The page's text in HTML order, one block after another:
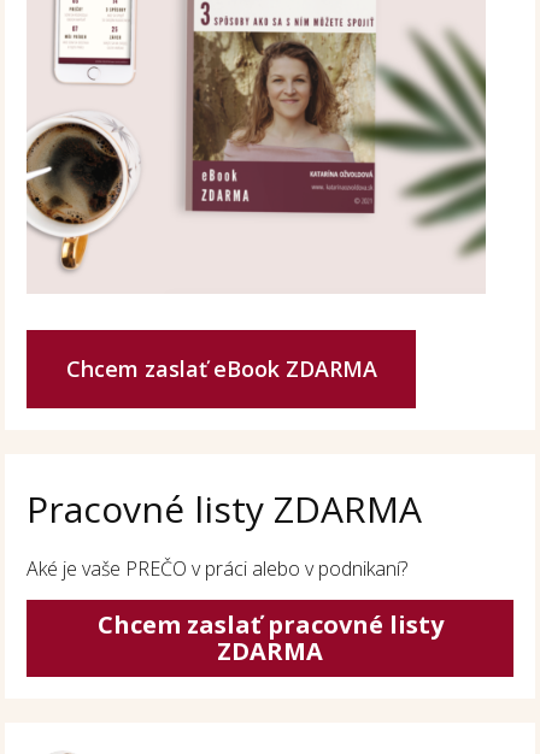
Chcem zaslať eBook ZDARMA
Pracovné listy ZDARMA
Aké je vaše PREČO v práci alebo v podnikaní?
Chcem zaslať pracovné listy
ZDARMA